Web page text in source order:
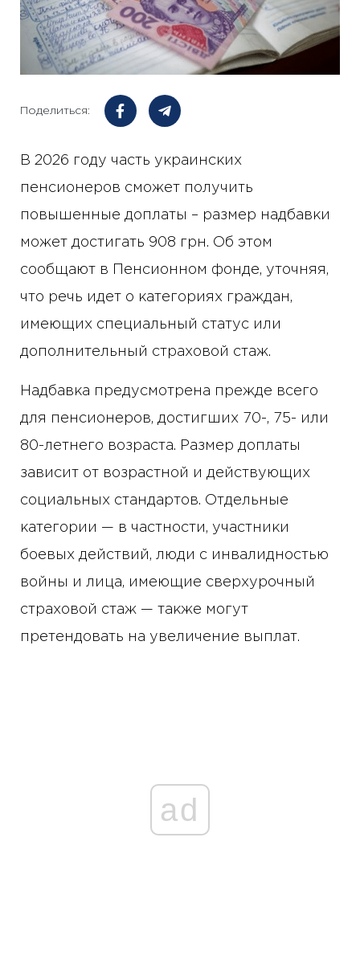
Поделиться:
В 2026 году часть украинских
пенсионеров сможет получить
повышенные доплаты – размер надбавки
может достигать 908 грн. Об этом
сообщают в Пенсионном фонде, уточняя,
что речь идет о категориях граждан,
имеющих специальный статус или
дополнительный страховой стаж.
Надбавка предусмотрена прежде всего
для пенсионеров, достигших 70-, 75- или
80-летнего возраста. Размер доплаты
зависит от возрастной и действующих
социальных стандартов. Отдельные
категории — в частности, участники
боевых действий, люди с инвалидностью
войны и лица, имеющие сверхурочный
страховой стаж — также могут
претендовать на увеличение выплат.
ad